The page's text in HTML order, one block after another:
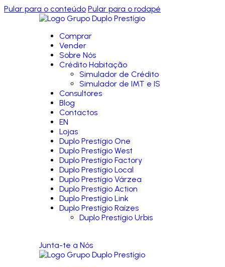
Pular para o conteúdo Pular para o rodapé
Comprar
Vender
Sobre Nós
Crédito Habitação
Simulador de Crédito
Simulador de IMT e IS
Consultores
Blog
Contactos
EN
Lojas
Duplo Prestígio One
Duplo Prestígio West
Duplo Prestígio Factory
Duplo Prestígio Local
Duplo Prestígio Várzea
Duplo Prestígio Action
Duplo Prestígio Link
Duplo Prestígio Raízes
Duplo Prestígio Urbis
Junta-te a Nós